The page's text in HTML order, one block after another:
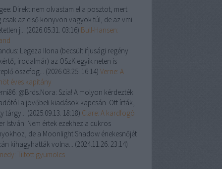
Direkt nem olvastam el a posztot, mert
csak az első könyvön vagyok túl, de az vmi
j... (2026.05.31. 03:16) Bull-Hansen:
Legeza Ilona (becsült ifjusági regény
irodalmár) az OSzK egyik neten is
öszefog... (2026.03.25. 16:14) Verne: A
éves kapitány
@Brds.Nora: Szia! A molyon kérdezték
a jövőbeli kiadások kapcsán. Ott írták,
tárgy... (2025.09.13. 18:18) Clare: A kardfogó
István: Nem értek ezekhez a cukros
de a Moonlight Shadow énekesnőjét
kihagyhatták volna... (2024.11.26. 23:14)
Tiltott gyümölcs